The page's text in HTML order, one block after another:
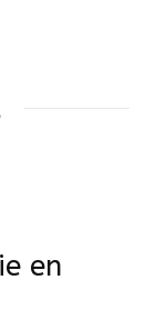
en